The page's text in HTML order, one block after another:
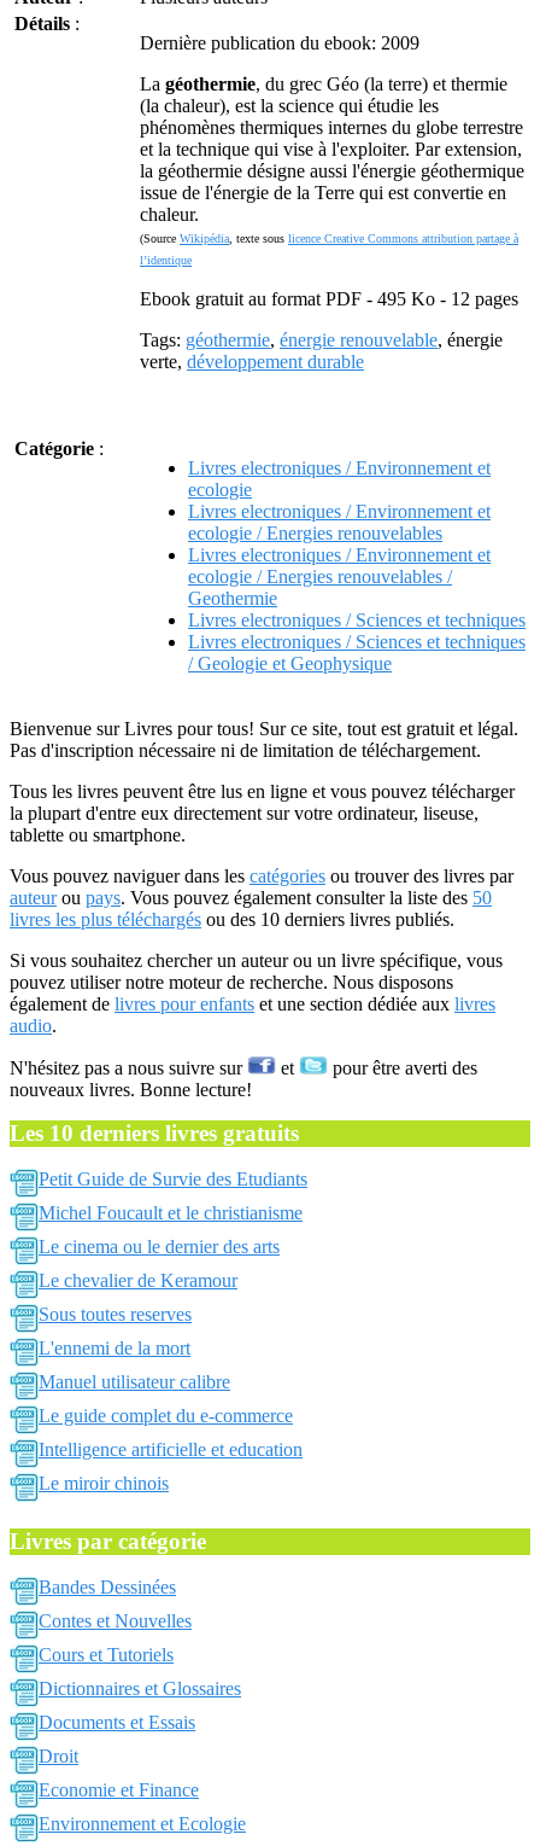
Détails :
Dernière publication du ebook: 2009
La géothermie, du grec Géo (la terre) et thermie
(la chaleur), est la science qui étudie les
phénomènes thermiques internes du globe terrestre
et la technique qui vise à l'exploiter. Par extension,
la géothermie désigne aussi l'énergie géothermique
issue de l'énergie de la Terre qui est convertie en
chaleur.
(Source Wikipédia , texte sous licence Creative Commons attribution partage à
l’identique
Ebook gratuit au format PDF - 495 Ko - 12 pages
Tags: géothermie, énergie renouvelable, énergie
verte, développement durable
Catégorie :
Livres electroniques / Environnement et
ecologie
Livres electroniques / Environnement et
ecologie / Energies renouvelables
Livres electroniques / Environnement et
ecologie / Energies renouvelables /
Geothermie
Livres electroniques / Sciences et techniques
Livres electroniques / Sciences et techniques
/ Geologie et Geophysique
Bienvenue sur Livres pour tous! Sur ce site, tout est gratuit et légal.
Pas d'inscription nécessaire ni de limitation de téléchargement.
Tous les livres peuvent être lus en ligne et vous pouvez télécharger
la plupart d'entre eux directement sur votre ordinateur, liseuse,
tablette ou smartphone.
Vous pouvez naviguer dans les catégories ou trouver des livres par
auteurou pays. Vous pouvez également consulter la liste des 50
livres les plus téléchargés ou des 10 derniers livres publiés.
Si vous souhaitez chercher un auteur ou un livre spécifique, vous
pouvez utiliser notre moteur de recherche. Nous disposons
également de livres pour enfants et une section dédiée aux livres
audio.
N'hésitez pas a nous suivre sur et
pour être averti des
nouveaux livres. Bonne lecture!
Les 10 derniers livres gratuits
Petit Guide de Survie des Etudiants
Michel Foucault et le christianisme
Le cinema ou le dernier des arts
Le chevalier de Keramour
Sous toutes reserves
L'ennemi de la mort
Manuel utilisateur calibre
Le guide complet du e-commerce
Intelligence artificielle et education
Le miroir chinois
Livres par catégorie
Bandes Dessinées
Contes et Nouvelles
Cours et Tutoriels
Dictionnaires et Glossaires
Documents et Essais
Droit
Economie et Finance
Environnement et Ecologie